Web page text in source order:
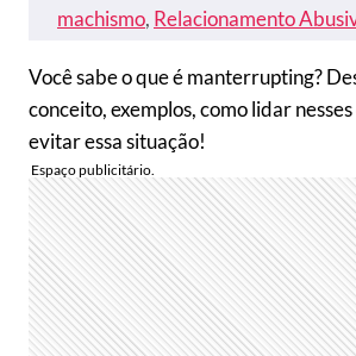
machismo, Relacionamento
Você sabe o que é manterrupting?
conceito, exemplos, como lidar nesses
evitar essa situação!